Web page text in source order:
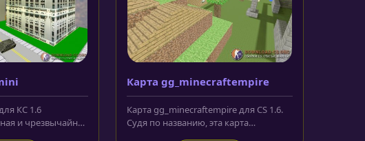
КС 1.6
и чрезвычайно
Карта gg_minecraftempire
Карта gg_minecraftempire для CS 1.6.
Судя по названию, эта карта